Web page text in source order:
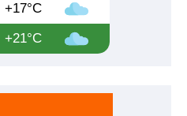
+17°C
+21°C